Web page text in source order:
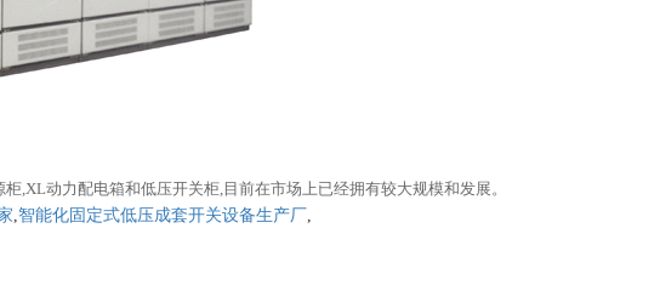
,XL动力配电箱和低压开关柜,目前在市场上已经拥有较大规模和发展。
,智能化固定式低压成套开关设备生产厂,